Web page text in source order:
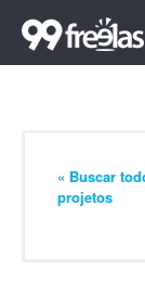
« Buscar
projetos